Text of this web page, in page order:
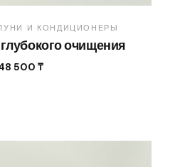
И КОНДИЦИОНЕРЫ
очищения
500 ₸